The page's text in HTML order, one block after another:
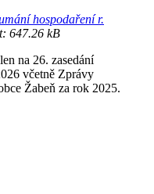
hospodaření r.
647.26 kB
na 26. zasedání
včetně Zprávy
Žabeň za rok 2025.